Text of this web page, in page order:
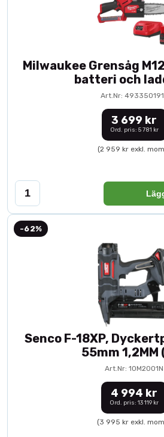
Milwaukee Grensåg
batteri och
Art.Nr:
3 699 kr
Ord. pris: 5 781 kr
(2 959 kr exkl.
-62%
Senco F-18XP,
55mm 1,2MM
Art.Nr: 10M2001N
4 994 kr
Ord. pris: 13 119 kr
(3 995 kr exkl.